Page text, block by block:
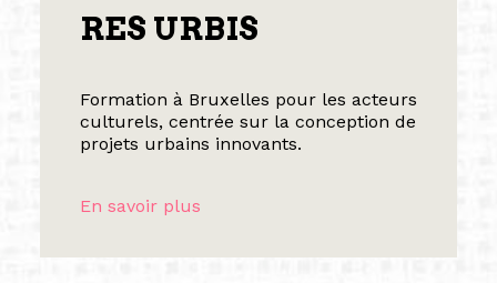
RES URBIS
Formation à Bruxelles pour les acteurs
culturels, centrée sur la conception de
projets urbains innovants.
En savoir plus